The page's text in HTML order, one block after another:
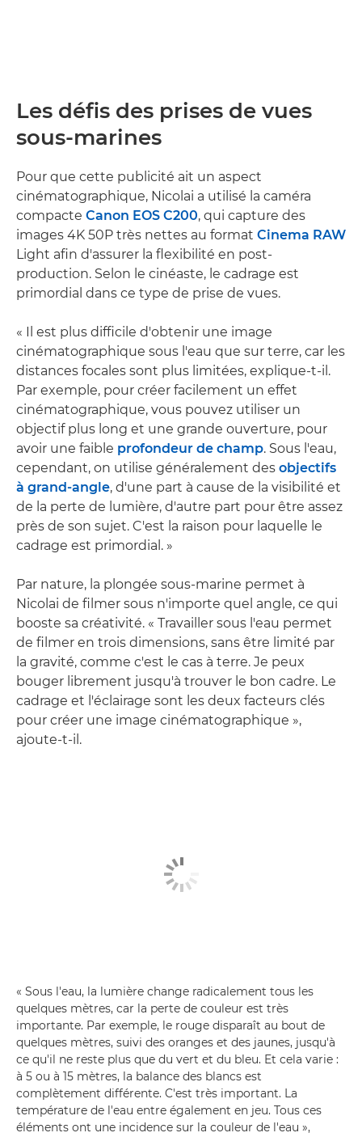
Les défis des prises de vues
sous-marines
Pour que cette publicité ait un aspect
cinématographique, Nicolai a utilisé la caméra
compacte Canon EOS C200, qui capture des
images 4K 50P très nettes au format Cinema RAW
Light afin d'assurer la flexibilité en post-
production. Selon le cinéaste, le cadrage est
primordial dans ce type de prise de vues.
« Il est plus difficile d'obtenir une image
cinématographique sous l'eau que sur terre, car les
distances focales sont plus limitées, explique-t-il.
Par exemple, pour créer facilement un effet
cinématographique, vous pouvez utiliser un
objectif plus long et une grande ouverture, pour
avoir une faible profondeur de champ. Sous l'eau,
cependant, on utilise généralement des objectifs
à grand-angle, d'une part à cause de la visibilité et
de la perte de lumière, d'autre part pour être assez
près de son sujet. C'est la raison pour laquelle le
cadrage est primordial. »
Par nature, la plongée sous-marine permet à
Nicolai de filmer sous n'importe quel angle, ce qui
booste sa créativité. « Travailler sous l'eau permet
de filmer en trois dimensions, sans être limité par
la gravité, comme c'est le cas à terre. Je peux
bouger librement jusqu'à trouver le bon cadre. Le
cadrage et l'éclairage sont les deux facteurs clés
pour créer une image cinématographique »,
ajoute-t-il.
« Sous l'eau, la lumière change radicalement tous les
quelques mètres, car la perte de couleur est très
importante. Par exemple, le rouge disparaît au bout de
quelques mètres, suivi des oranges et des jaunes, jusqu'à
ce qu'il ne reste plus que du vert et du bleu. Et cela varie :
à 5 ou à 15 mètres, la balance des blancs est
complètement différente. C'est très important. La
température de l'eau entre également en jeu. Tous ces
éléments ont une incidence sur la couleur de l'eau »,